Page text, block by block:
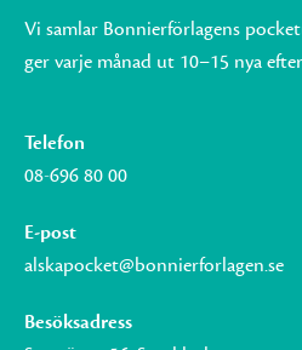
Vi samlar Bonnierförlagens
ger varje månad ut 10–15 nya
Telefon
08-696 80 00
E-post
alskapocket@bonnierforlagen.se
Besöksadress